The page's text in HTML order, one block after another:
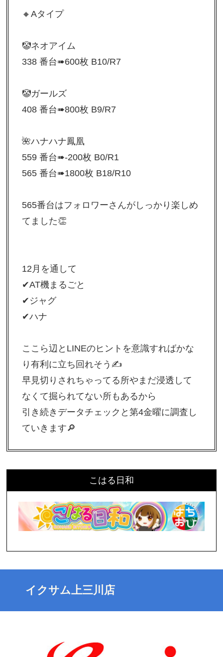
🔸Aタイプ
🤡ネオアイム
338 番台➠600枚 B10/R7
🤡ガールズ
408 番台➠800枚 B9/R7
🌺ハナハナ鳳凰
559 番台➠-200枚 B0/R1
565 番台➠1800枚 B18/R10
565番台はフォロワーさんがしっかり楽しめ
てました👏
12月を通して
✔︎AT機まるごと
✔︎︎︎︎ジャグ
✔︎︎︎︎ハナ
ここら辺とLINEのヒントを意識すればかな
り有利に立ち回れそう✍️
早見切りされちゃってる所やまだ浸透して
なくて掘られてない所もあるから
引き続きデータチェックと第4金曜に調査し
ていきます🔎
こはる日和
イクサム上三川店